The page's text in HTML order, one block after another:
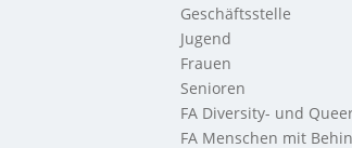
Geschäftsstelle
Jugend
Frauen
Senioren
FA Diversity- und
FA Menschen mit